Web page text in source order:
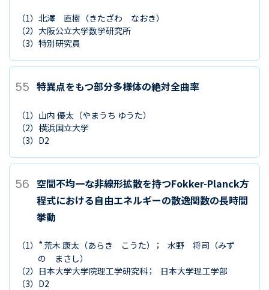
（1） 北澤 直樹 （きたざわ なおき）
（2） 大阪公立大学数学研究所
（3） 特別研究員
55 特異点をもつ部分多様体の絶対全曲率
（1） 山内 優太 （やまうち ゆうた）
（2） 横浜国立大学
（3） D2
56 空間不均一な非線形拡散を持つFokker-Planck方
程式における自由エネルギーの散逸関数の長時間
挙動
（1） *荒木 康太 （あらき こうた） 水野 将司 （みず
の まさし）
（2） 日本大学大学院理工学研究科
日本大学理工学部
（3） D2